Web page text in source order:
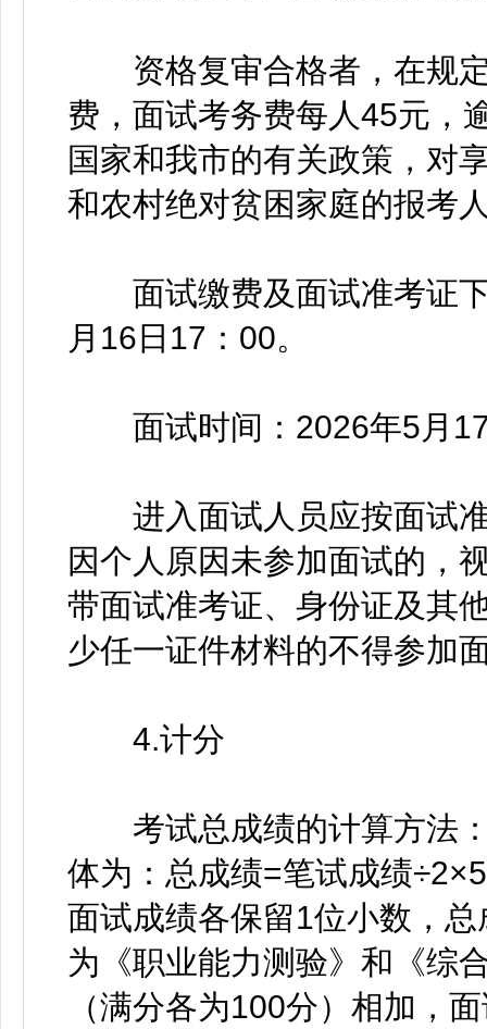
资格复审合格者，在规定
费，面试考务费每人45元，
国家和我市的有关政策，对
和农村绝对贫困家庭的报考
面试缴费及面试准考证下
月16日17：00。
面试时间：2026年5月
进入面试人员应按面试准
因个人原因未参加面试的，
带面试准考证、身份证及其
少任一证件材料的不得参加
4.计分
考试总成绩的计算方法：
体为：总成绩=笔试成绩
面试成绩各保留1位小数，
为《职业能力测验》和《综
（满分各为100分）相加，